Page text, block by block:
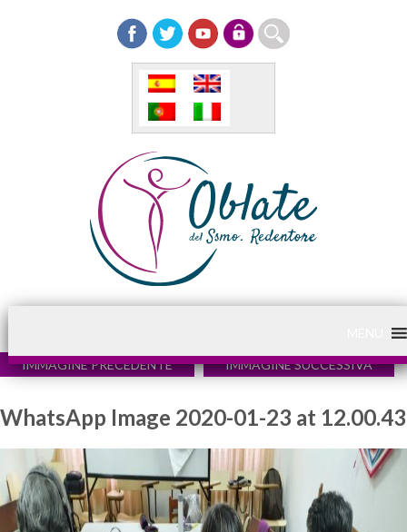
IMMAGINE PRECEDENTE IMMAGINE SUCCESSIVA
WhatsApp Image 2020-01-23 at 12.00.43